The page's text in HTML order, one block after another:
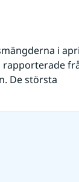
i
De största